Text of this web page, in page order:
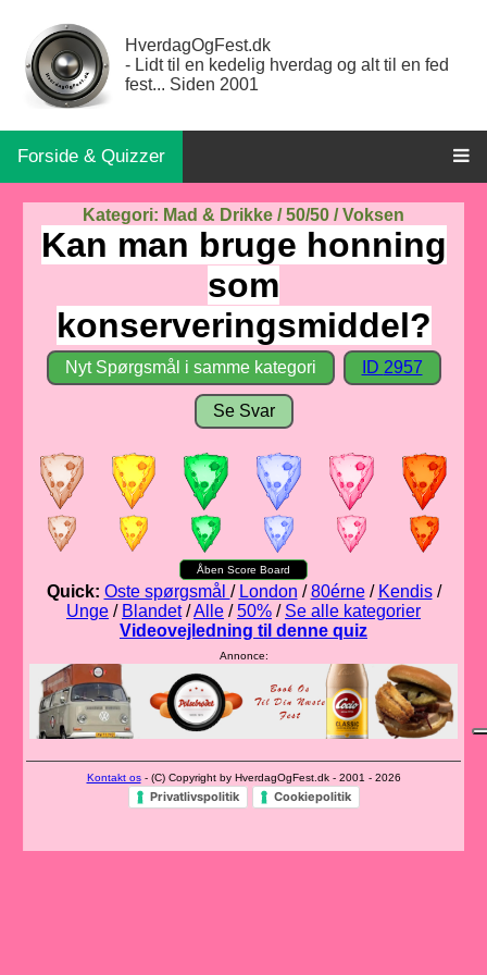
HverdagOgFest.dk
- Lidt til en kedelig hverdag og alt til en fed
fest... Siden 2001
Forside & Quizzer
Kategori: Mad & Drikke / 50/50 / Voksen
Kan man bruge honning
som
konserveringsmiddel?
Nyt Spørgsmål i samme kategori ID 2957
Se Svar
Åben Score Board
Quick: Oste spørgsmål / London /80érne/ Kendis/
Unge / Blandet/Alle /50% / Se alle kategorier
Videovejledning til denne quiz
Annonce:
Kontakt os- (C) Copyright by HverdagOgFest.dk - 2001 - 2026
Privatlivspolitik Cookiepolitik